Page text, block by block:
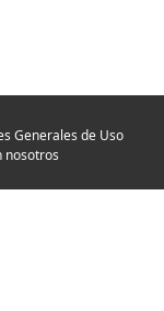
Generales de Uso
nosotros